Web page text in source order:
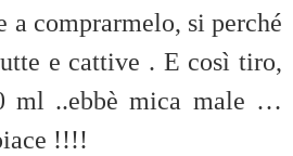
a comprarmelo, si perché
e cattive . E così tiro,
..ebbè mica male …
!!!!